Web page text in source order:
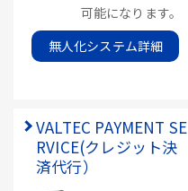
可能になります。
無人化システム詳細
VALTEC PAYMENT SE
RVICE(クレジット決
済代行）